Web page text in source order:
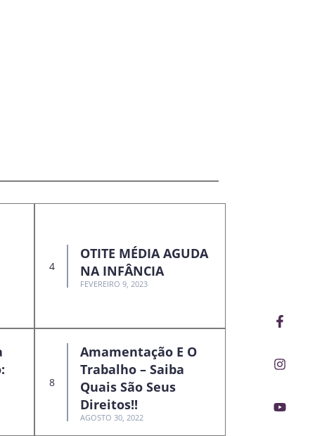
f
OTITE MÉDIA AGUDA
NA INFÂNCIA
FEVEREIRO 9, 2023
Amamentação E O
Trabalho – Saiba
Quais São Seus
Direitos!!
AGOSTO 30, 2022